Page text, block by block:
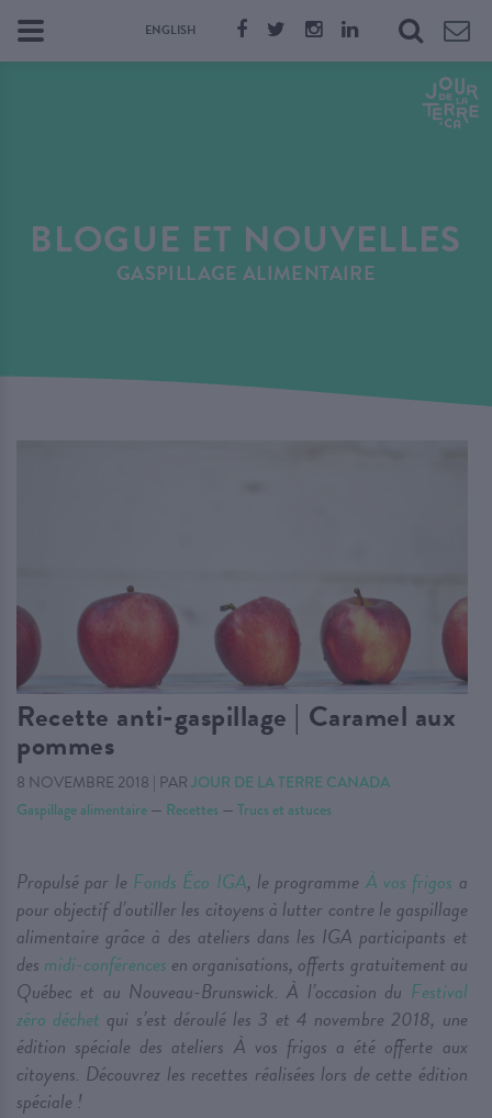
ENGLISH
BLOGUE ET NOUVELLES
GASPILLAGE ALIMENTAIRE
Recette anti-gaspillage | Caramel aux
pommes
8 NOVEMBRE 2018 | PAR JOUR DE LA TERRE CANADA
Gaspillage alimentaire — Recettes — Trucs et astuces
Propulsé par le Fonds Éco IGA, le programme À vos frigos a
pour objectif d’outiller les citoyens à lutter contre le gaspillage
alimentaire grâce à des ateliers dans les IGA participants et
des midi-conférences en organisations, offerts gratuitement au
Québec et au Nouveau-Brunswick. À l’occasion du Festival
zéro déchet qui s’est déroulé les 3 et 4 novembre 2018, une
édition spéciale des ateliers À vos frigos a été offerte aux
citoyens. Découvrez les recettes réalisées lors de cette édition
spéciale !